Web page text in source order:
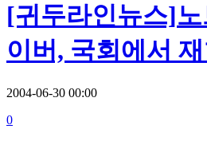
[귀두라인뉴스]
이버, 국회에서
2004-06-30 00:00
0